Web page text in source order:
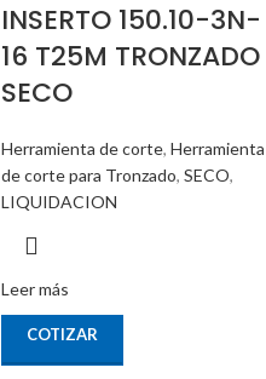
INSERTO 150.10-3N-
16 T25M TRONZADO
SECO
Herramienta de corte, Herramienta
de corte para Tronzado, SECO,
LIQUIDACION
Leer más
COTIZAR